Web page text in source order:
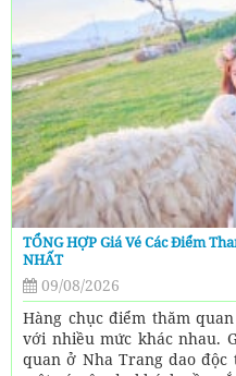
TỔNG HỢP Giá Vé Các Điểm
NHẤT
09/08/2026
Hàng chục điểm thăm
với nhiều mức khác nhau.
quan ở Nha Trang dao